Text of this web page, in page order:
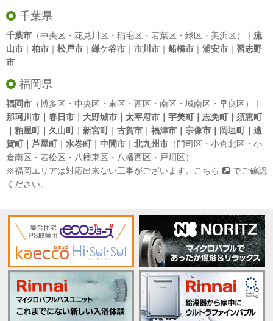
千葉県
千葉市 （中央区・花見川区・稲毛区・若葉区・緑区・美浜区）｜ 流
山市 ｜ 柏市 ｜ 松戸市 ｜ 鎌ケ谷市 ｜ 市川市 ｜ 船橋市 ｜ 浦安市 ｜ 習志野
市
福岡県
福岡市 （博多区・中央区・東区・西区・南区・城南区・早良区）
那珂川市｜春日市｜大野城市｜太宰府市｜宇美町｜志免町｜須恵町
｜粕屋町｜久山町｜新宮町｜古賀市｜福津市｜宗像市｜岡垣町｜遠
賀町｜芦屋町｜水巻町｜中間市｜北九州市 （門司区・小倉北区・小
倉南区・若松区・八幡東区・八幡西区・戸畑区）
※福岡エリアは対応出来ない工事がございます。
こちら
でご確認
ください。